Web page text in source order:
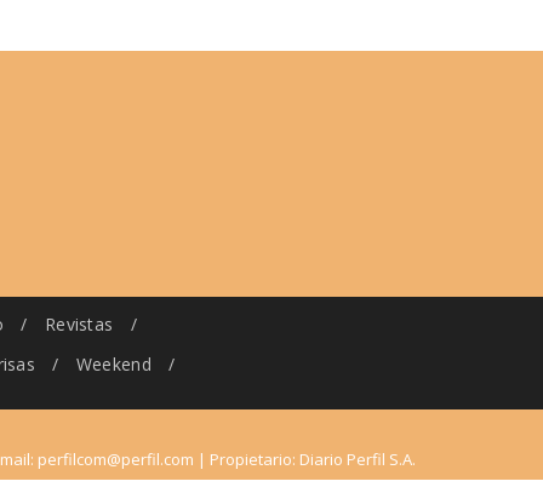
/ Revistas
/
/ Weekend /
perfilcom@perfil.com | Propietario: Diario Perfil S.A.